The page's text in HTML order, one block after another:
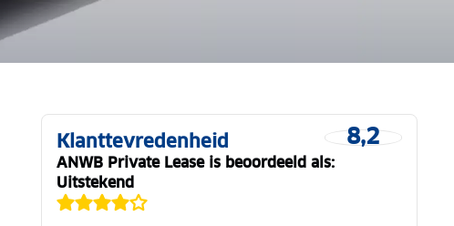
8,2
Klanttevredenheid
ANWB Private Lease is beoordeeld als:
Uitstekend